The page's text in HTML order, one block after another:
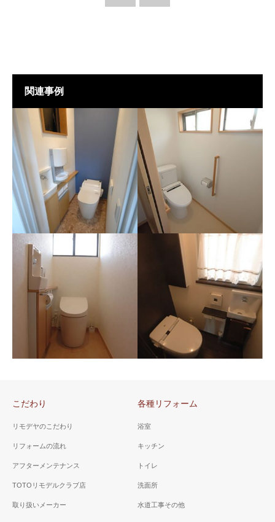
関連事例
山梨県 韮崎市 Ｃ様邸
トイレと手洗い器、手を乾か
を設置。
ーム）
使用していない小便器を撤
溝などが無い場合に適してい
ます。
山梨県 市川三郷町 Ａ様
分の水で流します。壁埋め込
山梨県 甲斐市 T様邸
が、うまく設置ができそうで
こだわり
リモデヤのこだわり
リフォームの流れ
アフターメンテナンス
TOTOリモデルクラブ店
取り扱いメーカー
各種リフォーム
浴室
キッチン
トイレ
洗面所
水道工事その他